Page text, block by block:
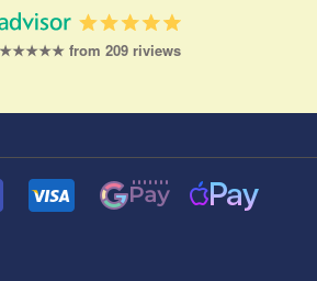
from 209 riviews